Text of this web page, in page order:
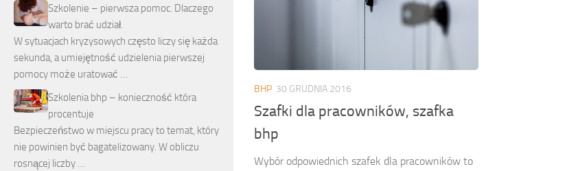
BHP 30 GRUDNIA 2016
Szafki dla pracowników, szafka
bhp
Wybór odpowiednich szafek dla pracowników to
Szkolenie – pierwsza pomoc. Dlaczego
warto brać udział.
W sytuacjach kryzysowych często liczy się każda
sekunda, a umiejętność udzielenia pierwszej
pomocy może uratować …
Szkolenia bhp – konieczność która
procentuje
Bezpieczeństwo w miejscu pracy to temat, który
nie powinien być bagatelizowany. W obliczu
rosnącej liczby …